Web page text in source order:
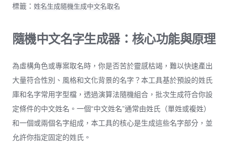
標籤： 姓名生成隨機生成中文名取名
隨機中文名字生成器：核心功能與原理
為虛構角色或專案取名時，你是否苦於靈感枯竭，難以快速產出
大量符合性別、風格和文化背景的名字？本工具基於預設的姓氏
庫和名字常用字型檔，透過演算法隨機組合，批次生成符合你設
定條件的中文姓名。一個“中文姓名”通常由姓氏（單姓或複姓）
和一個或兩個名字組成，本工具的核心是生成這些名字部分，並
允許你指定固定的姓氏。